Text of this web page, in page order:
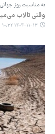
به مناسبت روز
وقتی تالاب‌
۱۴۰۴-۱۱-۱۳ ۱۰:۳۲